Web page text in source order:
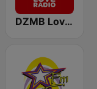
DZMB Love Radio 90.7 FM